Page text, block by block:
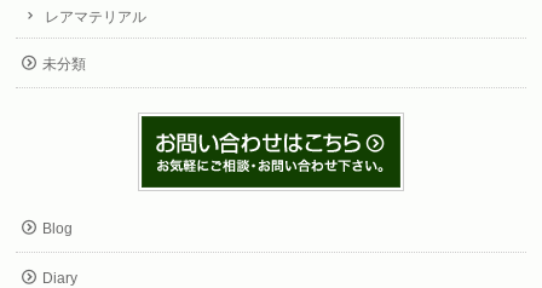
レアマテリアル
未分類
Blog
Diary